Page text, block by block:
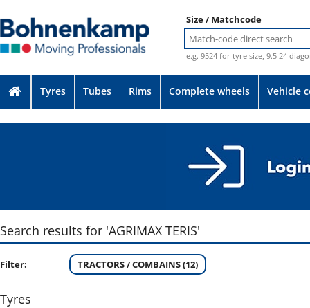
Size / Matchcode
e.g. 9524 for tyre size, 9.5 24
Tyres Tubes Rims Complete wheels Vehicle
Search results for 'AGRIMAX TERIS'
Filter: TRACTORS / COMBAINS (12)
Tyres